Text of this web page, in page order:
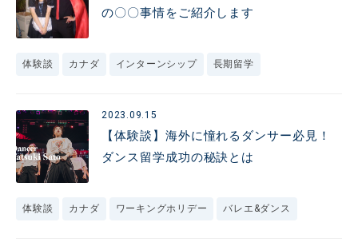
の〇〇事情をご紹介します
体験談 カナダ インターンシップ 長期留学
2023.09.15
【体験談】海外に憧れるダンサー必見！
ダンス留学成功の秘訣とは
体験談 カナダ ワーキングホリデー バレエ&ダンス